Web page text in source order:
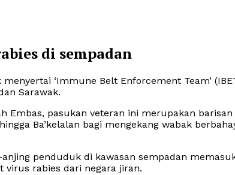
di sempadan
‘Immune Belt Enforcement Team’
Sarawak.
Embas, pasukan veteran ini merupakan barisan
Ba’kelalan bagi mengekang wabak
penduduk di kawasan sempadan
virus rabies dari negara jiran.